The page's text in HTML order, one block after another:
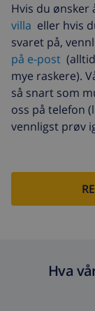
Ekstra
Sen utsjekking
Ekstra
Hvis du ønsker
villa eller hvis
svaret på,
på e-post
mye raskere).
så snart som
oss på telefon
vennligst prøv
Hva